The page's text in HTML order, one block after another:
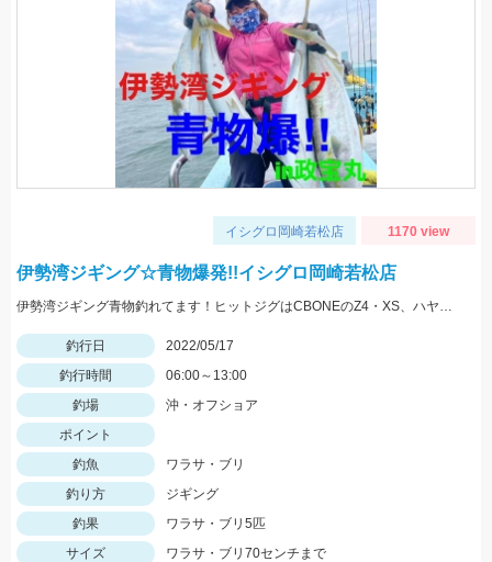
イシグロ岡崎若松店 1170 view
伊勢湾ジギング☆青物爆発!!イシグロ岡崎若松店
伊勢湾ジギング青物釣れてます！ヒットジグはCBONEのZ4・XS、ハヤブサのスイッチなどなど！
釣行日
2022/05/17
釣行時間
06:00～13:00
釣場
沖・オフショア
ポイント
釣魚
ワラサ・ブリ
釣り方
ジギング
釣果
ワラサ・ブリ5匹
サイズ
ワラサ・ブリ70センチまで